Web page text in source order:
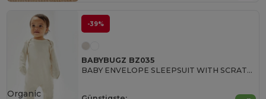
-39%
BABYBUGZ BZ035
BABY ENVELOPE SLEEPSUIT WITH SCRATCH MITTS
Organic